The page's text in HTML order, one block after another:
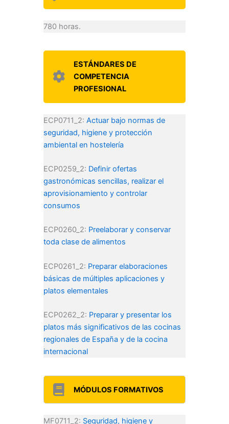
780 horas.
ESTÁNDARES DE
COMPETENCIA
PROFESIONAL
ECP0711_2: Actuar bajo normas de
seguridad, higiene y protección
ambiental en hostelería
ECP0259_2: Definir ofertas
gastronómicas sencillas, realizar el
aprovisionamiento y controlar
consumos
ECP0260_2: Preelaborar y conservar
toda clase de alimentos
ECP0261_2: Preparar elaboraciones
básicas de múltiples aplicaciones y
platos elementales
ECP0262_2: Preparar y presentar los
platos más significativos de las cocinas
regionales de España y de la cocina
internacional
MÓDULOS FORMATIVOS
MF0711_2: Seguridad, higiene y